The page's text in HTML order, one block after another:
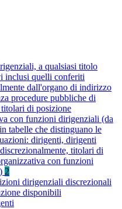
a qualsiasi titolo
inclusi quelli conferiti
dall'organo di indirizzo
procedure pubbliche di
titolari di posizione
con funzioni dirigenziali (da
tabelle che distinguano le
dirigenti, dirigenti
titolari di
con funzioni
2
dirigenziali discrezionali
disponibili